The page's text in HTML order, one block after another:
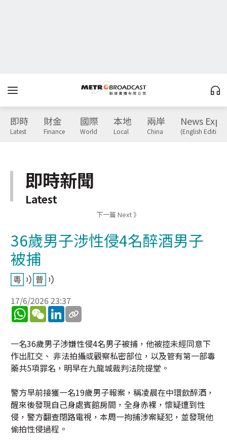
即時
Latest
財金
Finance
國際
World
本地
Local
兩岸
China
News
(English Edition)
即時新聞
Latest
下一篇 Next 》
36歲男子涉性侵4名醉酒男子
被捕
17/6/2026 23:37
WhatsApp
WeChatLinkedIn
一名36歲男子涉嫌性侵4名男子被捕，他被控未經同意下
作出肛交、 非法拍攝或觀察私密部位，以及管有第一部毒
藥共5項罪名，明早在九龍城裁判法院提堂。
警方早前接獲一名19歲男子報案，稱凌晨在中環飲醉酒，
醒來後發現自己身處賓館房間，全身赤裸，懷疑遭到性
侵，警方翻查閉路電視，本周一拘捕涉案疑犯，並發現他
偷拍性侵過程。